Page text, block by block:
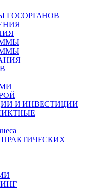
ГОСОРГАНОВ
И ИНВЕСТИЦИИ